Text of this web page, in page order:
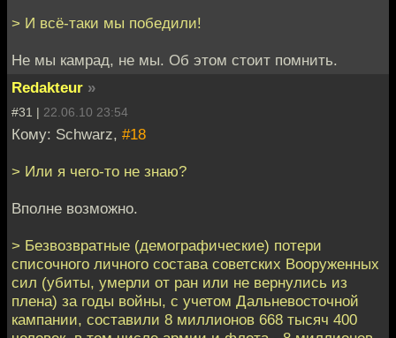
> И всё-таки мы победили!
Не мы камрад, не мы. Об этом стоит помнить.
Redakteur »
#31 | 22.06.10 23:54
Кому: Schwarz, #18
> Или я чего-то не знаю?
Вполне возможно.
> Безвозвратные (демографические) потери
списочного личного состава советских Вооруженных
сил (убиты, умерли от ран или не вернулись из
плена) за годы войны, с учетом Дальневосточной
кампании, составили 8 миллионов 668 тысяч 400